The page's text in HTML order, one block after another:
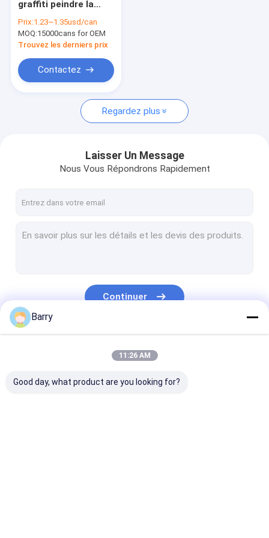
Peinture à l'eau
Jet de nettoyage de voiture
Produits automatiques de soin
Décapant de ménage
matériau d'étanchéité silicone
graffiti peindre la
rapide 400ml de
temps de séchage
Prix:1.23~1.35usd/can
MOQ:15000cans for OEM
Trouvez les derniers prix
Contactez
Regardez plus
Laisser Un Message
Nous Vous Répondrons Rapidement
Continuer
Barry
11:26 AM
Good day, what product are you looking for?